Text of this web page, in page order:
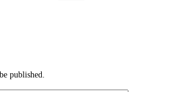
published.